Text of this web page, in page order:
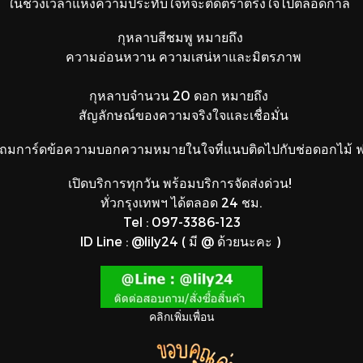
กุหลาบสีชมพู หมายถึง
ความอ่อนหวาน ความเสน่หาและมิตรภาพ
กุหลาบจำนวน 20 ดอก หมายถึง
สัญลักษณ์ของความจริงใจและเชื่อมั่น
มการ์ดข้อความบอกความหมายในใจที่แนบติดไปกับช่อดอกไม้
เปิดบริการทุกวัน พร้อมบริการจัดส่งด่วน!
ทั่วกรุงเทพฯ ได้ตลอด 24 ชม.
Tel : 097-3386-123
ID Line : @lily24 ( มี @ ด้วยนะคะ )
คลิกเพิ่มเพื่อน